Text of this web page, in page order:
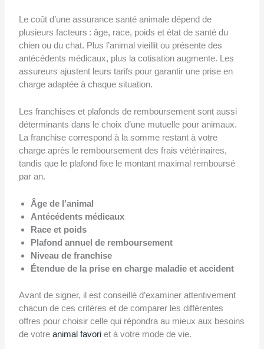
Le coût d’une assurance santé animale dépend de
plusieurs facteurs : âge, race, poids et état de santé du
chien ou du chat. Plus l’animal vieillit ou présente des
antécédents médicaux, plus la cotisation augmente. Les
assureurs ajustent leurs tarifs pour garantir une prise en
charge adaptée à chaque situation.
Les franchises et plafonds de remboursement sont aussi
déterminants dans le choix d’une mutuelle pour animaux.
La franchise correspond à la somme restant à votre
charge après le remboursement des frais vétérinaires,
tandis que le plafond fixe le montant maximal remboursé
par an.
Âge de l’animal
Antécédents médicaux
Race et poids
Plafond annuel de remboursement
Niveau de franchise
Étendue de la prise en charge maladie et accident
Avant de signer, il est conseillé d’examiner attentivement
chacun de ces critères et de comparer les différentes
offres pour choisir celle qui répondra au mieux aux besoins
de votreanimal favori et à votre mode de vie.